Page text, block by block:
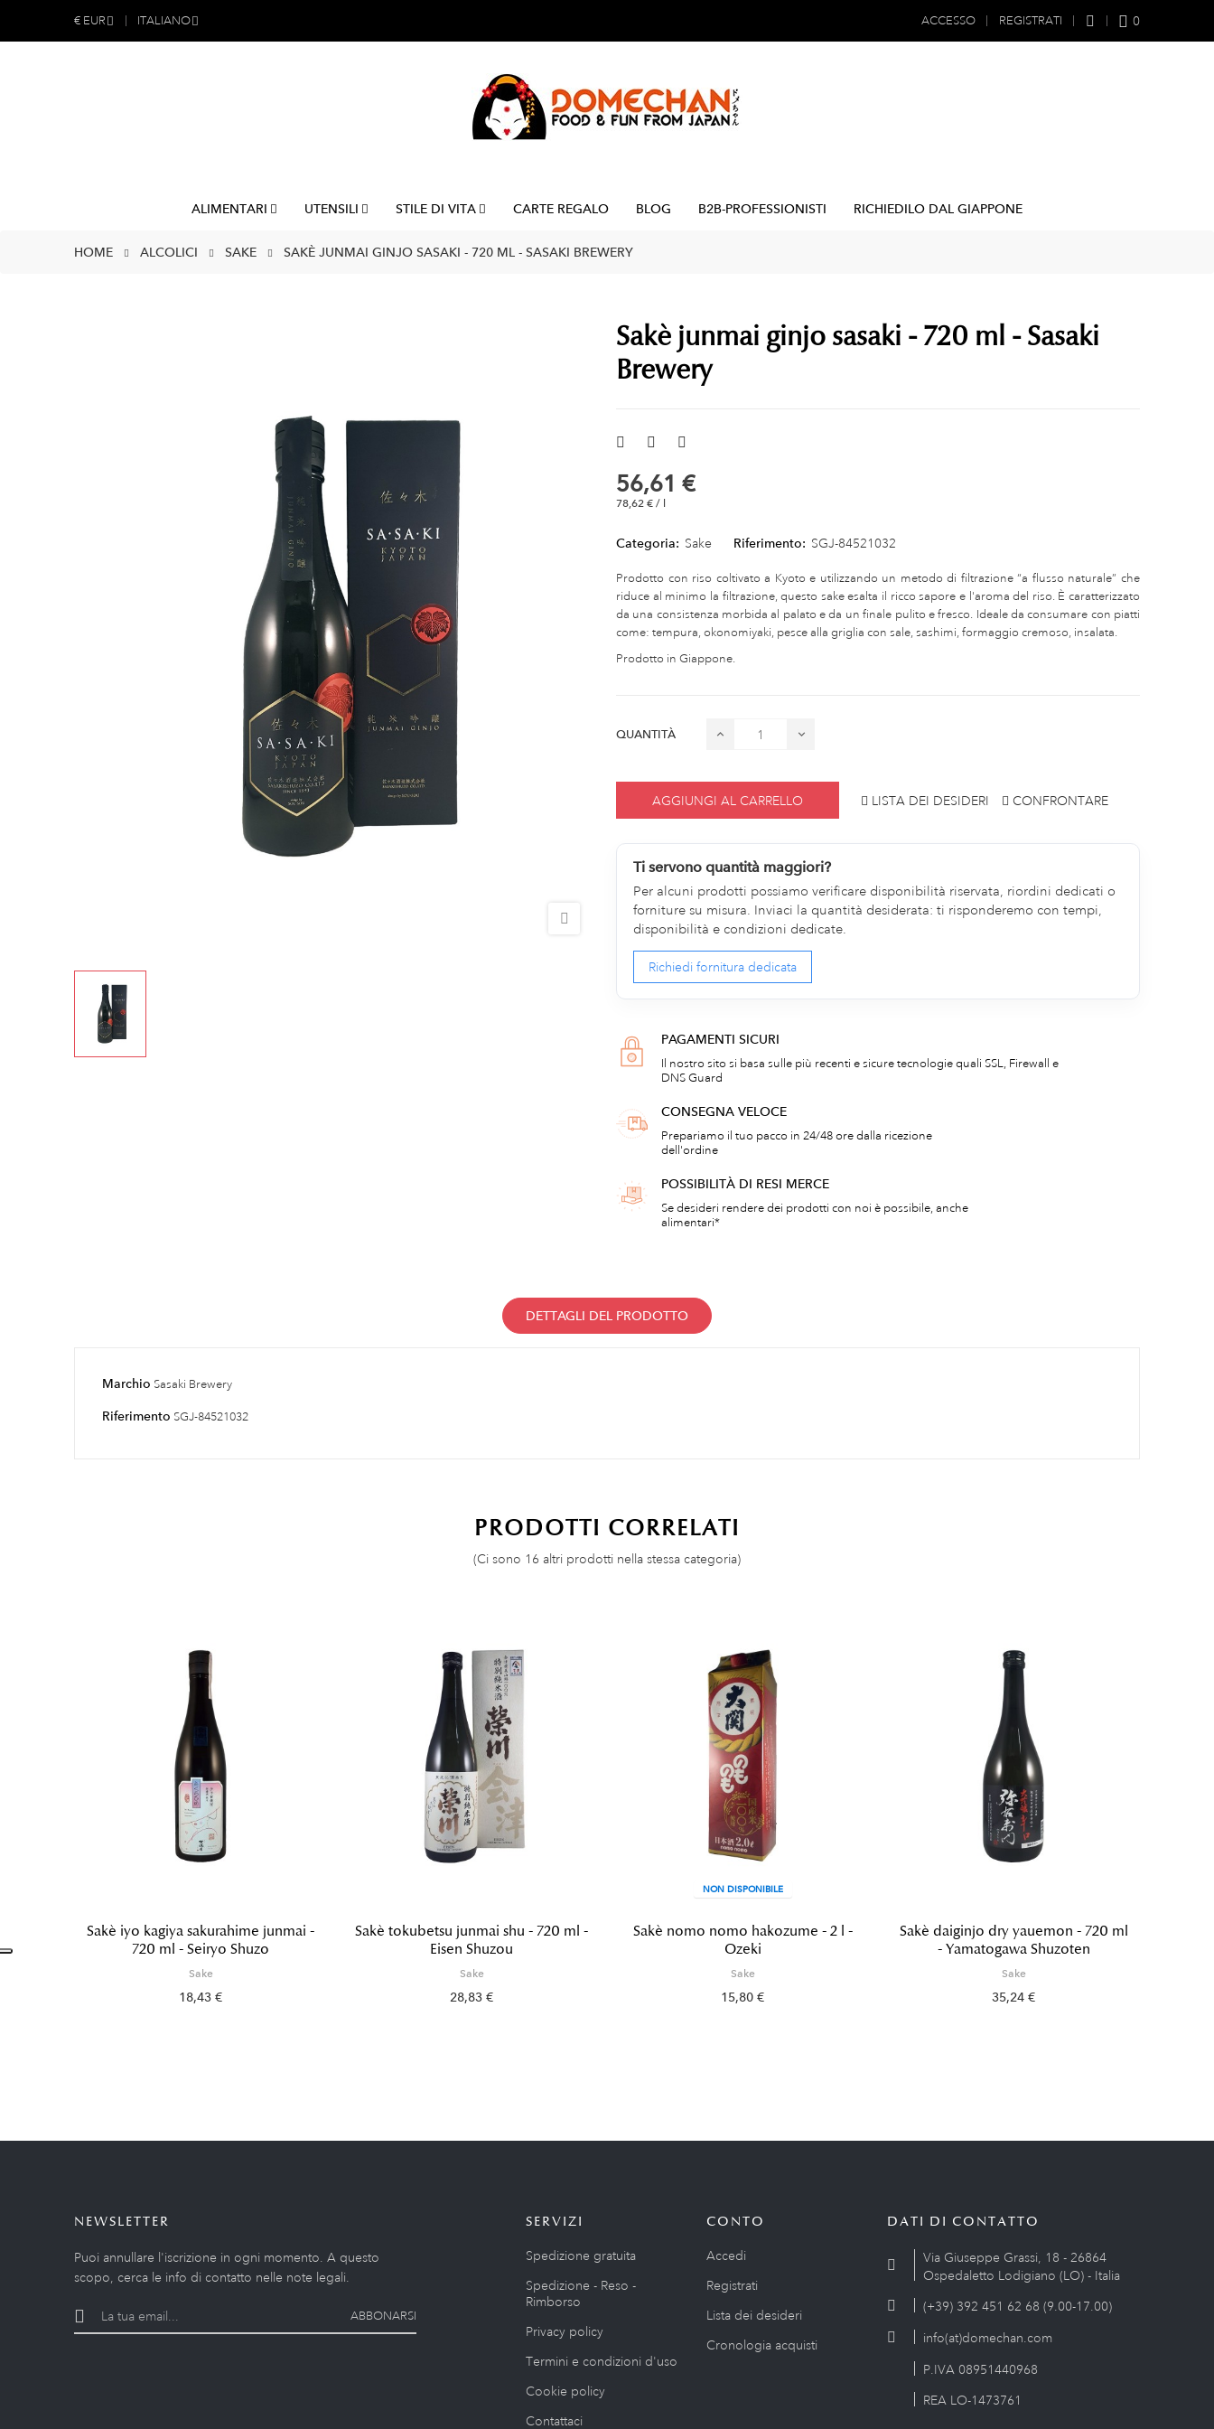
€ EUR ITALIANO ACCESSO REGISTRATI 0
ALIMENTARI UTENSILI STILE DI VITA CARTE REGALO BLOG B2B-PROFESSIONISTI RICHIEDILO DAL GIAPPONE
HOME ALCOLICI SAKE SAKÈ JUNMAI GINJO SASAKI - 720 ML - SASAKI BREWERY
Sakè junmai ginjo sasaki - 720 ml - Sasaki
Brewery
56,61 €
78,62 € / l
Categoria: Sake Riferimento: SGJ-84521032
Prodotto con riso coltivato a Kyoto e utilizzando un metodo di filtrazione “a flusso naturale” che
riduce al minimo la filtrazione, questo sake esalta il ricco sapore e l'aroma del riso. È caratterizzato
da una consistenza morbida al palato e da un finale pulito e fresco. Ideale da consumare con piatti
come: tempura, okonomiyaki, pesce alla griglia con sale, sashimi, formaggio cremoso, insalata.
Prodotto in Giappone.
QUANTITÀ
AGGIUNGI AL CARRELLO LISTA DEI DESIDERI CONFRONTARE
Ti servono quantità maggiori?
Per alcuni prodotti possiamo verificare disponibilità riservata, riordini dedicati o
forniture su misura. Inviaci la quantità desiderata: ti risponderemo con tempi,
disponibilità e condizioni dedicate.
Richiedi fornitura dedicata
PAGAMENTI SICURI
Il nostro sito si basa sulle più recenti e sicure tecnologie quali SSL, Firewall e
DNS Guard
CONSEGNA VELOCE
Prepariamo il tuo pacco in 24/48 ore dalla ricezione
dell'ordine
POSSIBILITÀ DI RESI MERCE
Se desideri rendere dei prodotti con noi è possibile, anche
alimentari*
DETTAGLI DEL PRODOTTO
Marchio Sasaki Brewery
Riferimento SGJ-84521032
PRODOTTI CORRELATI
(Ci sono 16 altri prodotti nella stessa categoria)
Sakè iyo kagiya sakurahime junmai -
720 ml - Seiryo Shuzo
Sake
18,43 €
Sakè tokubetsu junmai shu - 720 ml -
Eisen Shuzou
Sake
28,83 €
NON DISPONIBILE
Sakè nomo nomo hakozume - 2 l -
Ozeki
Sake
15,80 €
Sakè daiginjo dry yauemon - 720 ml
- Yamatogawa Shuzoten
Sake
35,24 €
NEWSLETTER
Puoi annullare l'iscrizione in ogni momento. A questo
scopo, cerca le info di contatto nelle note legali.
ABBONARSI
SERVIZI
Spedizione gratuita
Spedizione - Reso -
Rimborso
Privacy policy
Termini e condizioni d'uso
Cookie policy
Contattaci
CONTO
Accedi
Registrati
Lista dei desideri
Cronologia acquisti
DATI DI CONTATTO
Via Giuseppe Grassi, 18 - 26864
Ospedaletto Lodigiano (LO) - Italia
(+39) 392 451 62 68 (9.00-17.00)
info(at)domechan.com
P.IVA 08951440968
REA LO-1473761